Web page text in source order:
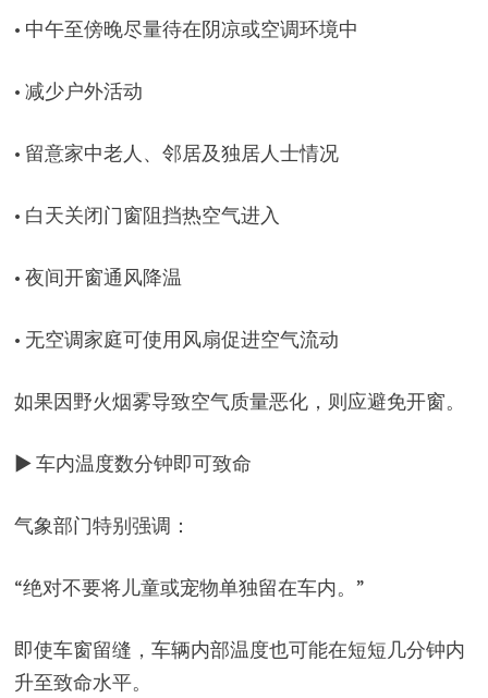
• 中午至傍晚尽量待在阴凉或空调环境中
• 减少户外活动
• 留意家中老人、邻居及独居人士情况
• 白天关闭门窗阻挡热空气进入
• 夜间开窗通风降温
• 无空调家庭可使用风扇促进空气流动
如果因野火烟雾导致空气质量恶化，则应避免开窗。
▶ 车内温度数分钟即可致命
气象部门特别强调：
“绝对不要将儿童或宠物单独留在车内。”
即使车窗留缝，车辆内部温度也可能在短短几分钟内
升至致命水平。